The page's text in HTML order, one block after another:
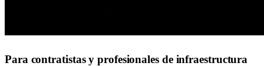
Para contratistas y profesionales de infraestructura